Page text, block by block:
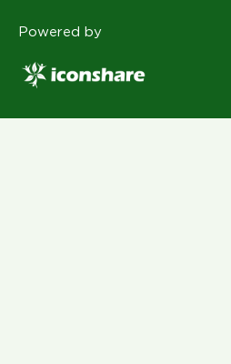
Powered by